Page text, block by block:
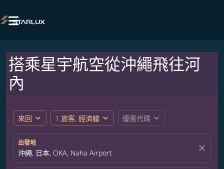

搭乘星宇航空從沖繩飛往河
內
來回 expand_more 1 旅客, 經濟艙 expand_more 優惠代碼 expand_more
出發地
沖繩, 日本, OKA, Naha Airport close